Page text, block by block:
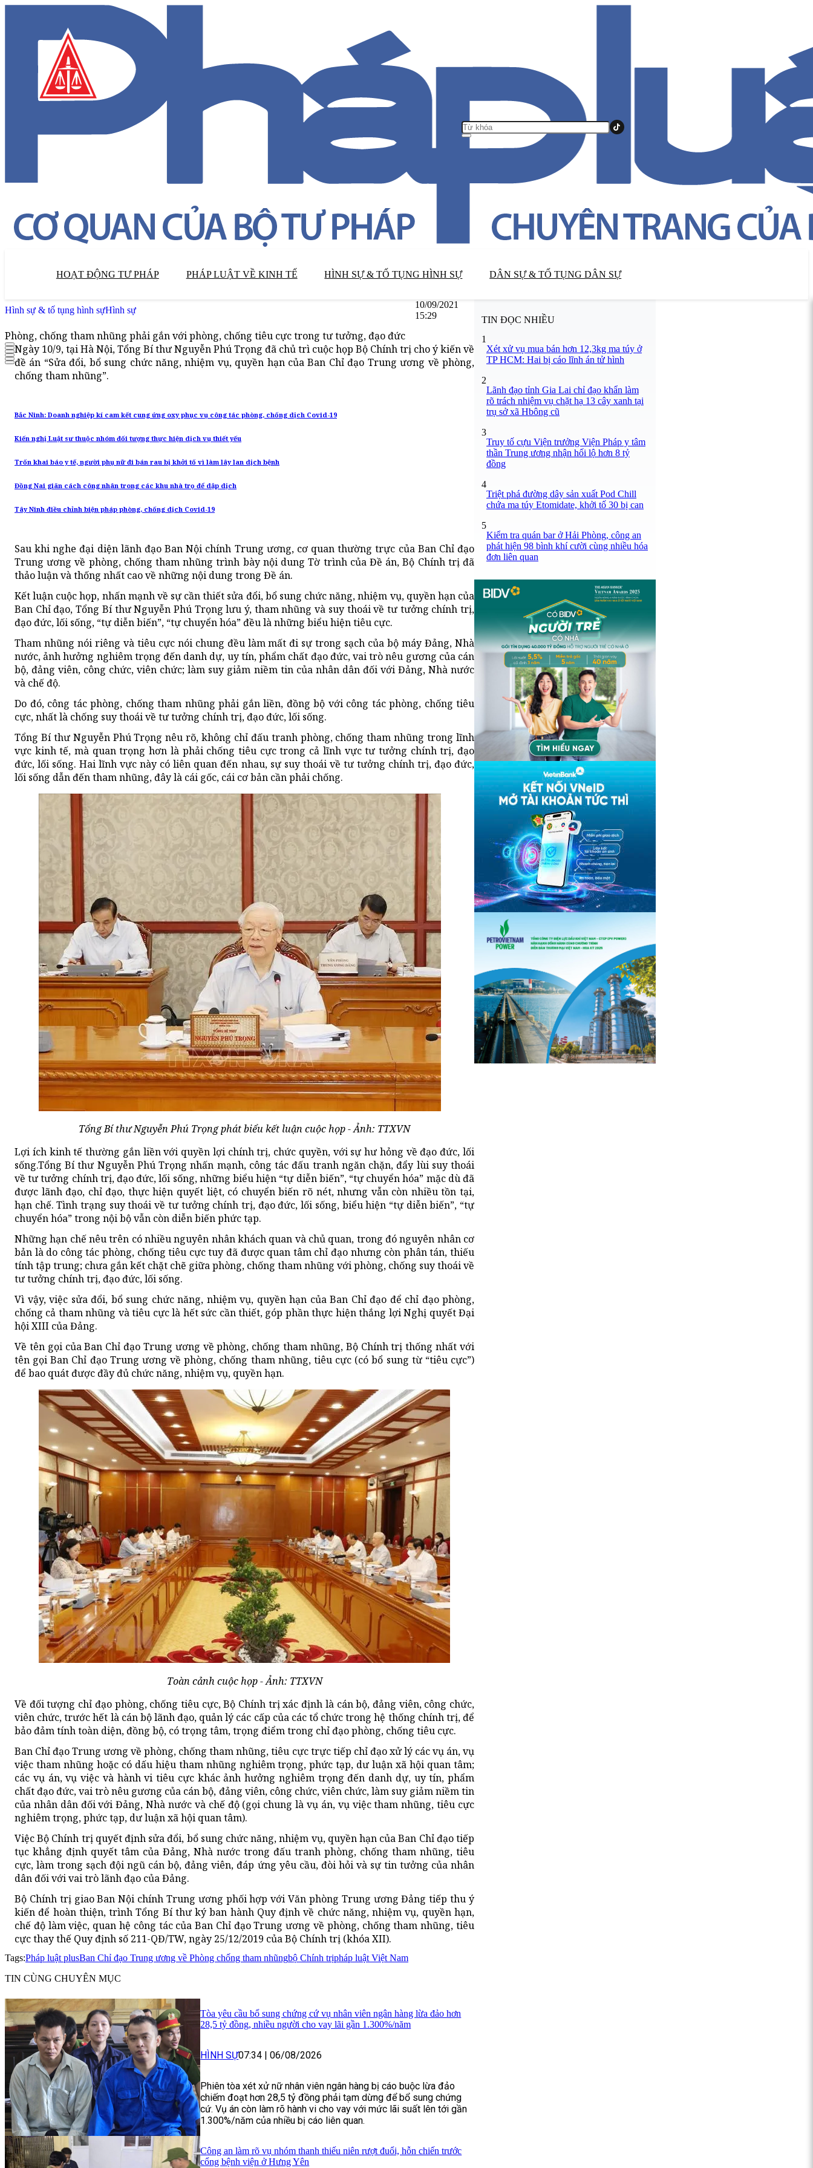
HOẠT ĐỘNG TƯ PHÁP PHÁP LUẬT VỀ KINH TẾ HÌNH SỰ & TỐ TỤNG HÌNH SỰ DÂN SỰ & TỐ TỤNG DÂN SỰ
Hình sự & tố tụng hình sựHình sự
10/09/2021
15:29
Phòng, chống tham nhũng phải gắn với phòng, chống tiêu cực trong tư tưởng, đạo đức
Ngày 10/9, tại Hà Nội, Tổng Bí thư Nguyễn Phú Trọng đã chủ trì cuộc họp Bộ Chính trị cho ý kiến về
đề án “Sửa đổi, bổ sung chức năng, nhiệm vụ, quyền hạn của Ban Chỉ đạo Trung ương về phòng,
chống tham nhũng”.
Bắc Ninh: Doanh nghiệp kí cam kết cung ứng oxy phục vụ công tác phòng, chống dịch Covid-19
Kiến nghị Luật sư thuộc nhóm đối tượng thực hiện dịch vụ thiết yếu
Trốn khai báo y tế, người phụ nữ đi bán rau bị khởi tố vì làm lây lan dịch bệnh
Đồng Nai giãn cách công nhân trong các khu nhà trọ để dập dịch
Tây Ninh điều chỉnh biện pháp phòng, chống dịch Covid-19
Sau khi nghe đại diện lãnh đạo Ban Nội chính Trung ương, cơ quan thường trực của Ban Chỉ đạo
Trung ương về phòng, chống tham nhũng trình bày nội dung Tờ trình của Đề án, Bộ Chính trị đã
thảo luận và thống nhất cao về những nội dung trong Đề án.
Kết luận cuộc họp, nhấn mạnh về sự cần thiết sửa đổi, bổ sung chức năng, nhiệm vụ, quyền hạn của
Ban Chỉ đạo, Tổng Bí thư Nguyễn Phú Trọng lưu ý, tham nhũng và suy thoái về tư tưởng chính trị,
đạo đức, lối sống, “tự diễn biến”, “tự chuyển hóa” đều là những biểu hiện tiêu cực.
Tham nhũng nói riêng và tiêu cực nói chung đều làm mất đi sự trong sạch của bộ máy Đảng, Nhà
nước, ảnh hưởng nghiêm trọng đến danh dự, uy tín, phẩm chất đạo đức, vai trò nêu gương của cán
bộ, đảng viên, công chức, viên chức; làm suy giảm niềm tin của nhân dân đối với Đảng, Nhà nước
và chế độ.
Do đó, công tác phòng, chống tham nhũng phải gắn liền, đồng bộ với công tác phòng, chống tiêu
cực, nhất là chống suy thoái về tư tưởng chính trị, đạo đức, lối sống.
Tổng Bí thư Nguyễn Phú Trọng nêu rõ, không chỉ đấu tranh phòng, chống tham nhũng trong lĩnh
vực kinh tế, mà quan trọng hơn là phải chống tiêu cực trong cả lĩnh vực tư tưởng chính trị, đạo
đức, lối sống. Hai lĩnh vực này có liên quan đến nhau, sự suy thoái về tư tưởng chính trị, đạo đức,
lối sống dẫn đến tham nhũng, đây là cái gốc, cái cơ bản cần phải chống.
Tổng Bí thư Nguyễn Phú Trọng phát biểu kết luận cuộc họp - Ảnh: TTXVN
Lợi ích kinh tế thường gắn liền với quyền lợi chính trị, chức quyền, với sự hư hỏng về đạo đức, lối
sống.Tổng Bí thư Nguyễn Phú Trọng nhấn mạnh, công tác đấu tranh ngăn chặn, đẩy lùi suy thoái
về tư tưởng chính trị, đạo đức, lối sống, những biểu hiện “tự diễn biến”, “tự chuyển hóa” mặc dù đã
được lãnh đạo, chỉ đạo, thực hiện quyết liệt, có chuyển biến rõ nét, nhưng vẫn còn nhiều tồn tại,
hạn chế. Tình trạng suy thoái về tư tưởng chính trị, đạo đức, lối sống, biểu hiện “tự diễn biến”, “tự
chuyển hóa” trong nội bộ vẫn còn diễn biến phức tạp.
Những hạn chế nêu trên có nhiều nguyên nhân khách quan và chủ quan, trong đó nguyên nhân cơ
bản là do công tác phòng, chống tiêu cực tuy đã được quan tâm chỉ đạo nhưng còn phân tán, thiếu
tính tập trung; chưa gắn kết chặt chẽ giữa phòng, chống tham nhũng với phòng, chống suy thoái về
tư tưởng chính trị, đạo đức, lối sống.
Vì vậy, việc sửa đổi, bổ sung chức năng, nhiệm vụ, quyền hạn của Ban Chỉ đạo để chỉ đạo phòng,
chống cả tham nhũng và tiêu cực là hết sức cần thiết, góp phần thực hiện thắng lợi Nghị quyết Đại
hội XIII của Đảng.
Về tên gọi của Ban Chỉ đạo Trung ương về phòng, chống tham nhũng, Bộ Chính trị thống nhất với
tên gọi Ban Chỉ đạo Trung ương về phòng, chống tham nhũng, tiêu cực (có bổ sung từ “tiêu cực”)
để bao quát được đầy đủ chức năng, nhiệm vụ, quyền hạn.
Toàn cảnh cuộc họp - Ảnh: TTXVN
Về đối tượng chỉ đạo phòng, chống tiêu cực, Bộ Chính trị xác định là cán bộ, đảng viên, công chức,
viên chức, trước hết là cán bộ lãnh đạo, quản lý các cấp của các tổ chức trong hệ thống chính trị, để
bảo đảm tính toàn diện, đồng bộ, có trọng tâm, trọng điểm trong chỉ đạo phòng, chống tiêu cực.
Ban Chỉ đạo Trung ương về phòng, chống tham nhũng, tiêu cực trực tiếp chỉ đạo xử lý các vụ án, vụ
việc tham nhũng hoặc có dấu hiệu tham nhũng nghiêm trọng, phức tạp, dư luận xã hội quan tâm;
các vụ án, vụ việc và hành vi tiêu cực khác ảnh hưởng nghiêm trọng đến danh dự, uy tín, phẩm
chất đạo đức, vai trò nêu gương của cán bộ, đảng viên, công chức, viên chức, làm suy giảm niềm tin
của nhân dân đối với Đảng, Nhà nước và chế độ (gọi chung là vụ án, vụ việc tham nhũng, tiêu cực
nghiêm trọng, phức tạp, dư luận xã hội quan tâm).
Việc Bộ Chính trị quyết định sửa đổi, bổ sung chức năng, nhiệm vụ, quyền hạn của Ban Chỉ đạo tiếp
tục khẳng định quyết tâm của Đảng, Nhà nước trong đấu tranh phòng, chống tham nhũng, tiêu
cực, làm trong sạch đội ngũ cán bộ, đảng viên, đáp ứng yêu cầu, đòi hỏi và sự tin tưởng của nhân
dân đối với vai trò lãnh đạo của Đảng.
Bộ Chính trị giao Ban Nội chính Trung ương phối hợp với Văn phòng Trung ương Đảng tiếp thu ý
kiến để hoàn thiện, trình Tổng Bí thư ký ban hành Quy định về chức năng, nhiệm vụ, quyền hạn,
chế độ làm việc, quan hệ công tác của Ban Chỉ đạo Trung ương về phòng, chống tham nhũng, tiêu
cực thay thế Quy định số 211-QĐ/TW, ngày 25/12/2019 của Bộ Chính trị (khóa XII).
Tags:Pháp luật plusBan Chỉ đạo Trung ương về Phòng chống tham nhũngbộ Chính trịpháp luật Việt Nam
TIN CÙNG CHUYÊN MỤC
Tòa yêu cầu bổ sung chứng cứ vụ nhân viên ngân hàng lừa đảo hơn
28,5 tỷ đồng, nhiều người cho vay lãi gần 1.300%/năm
HÌNH SỰ07:34 | 06/08/2026
Phiên tòa xét xử nữ nhân viên ngân hàng bị cáo buộc lừa đảo
chiếm đoạt hơn 28,5 tỷ đồng phải tạm dừng để bổ sung chứng
cứ. Vụ án còn làm rõ hành vi cho vay với mức lãi suất lên tới gần
1.300%/năm của nhiều bị cáo liên quan.
Công an làm rõ vụ nhóm thanh thiếu niên rượt đuổi, hỗn chiến trước
cổng bệnh viện ở Hưng Yên
TIN ĐỌC NHIỀU
1
Xét xử vụ mua bán hơn 12,3kg ma túy ở
TP HCM: Hai bị cáo lĩnh án tử hình
2
Lãnh đạo tỉnh Gia Lai chỉ đạo khẩn làm
rõ trách nhiệm vụ chặt hạ 13 cây xanh tại
trụ sở xã Hbông cũ
3
Truy tố cựu Viện trưởng Viện Pháp y tâm
thần Trung ương nhận hối lộ hơn 8 tỷ
đồng
4
Triệt phá đường dây sản xuất Pod Chill
chứa ma túy Etomidate, khởi tố 30 bị can
5
Kiểm tra quán bar ở Hải Phòng, công an
phát hiện 98 bình khí cười cùng nhiều hóa
đơn liên quan